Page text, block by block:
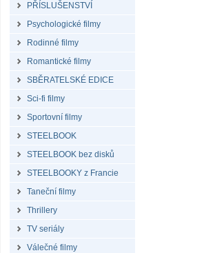
PŘÍSLUŠENSTVÍ
Psychologické filmy
Rodinné filmy
Romantické filmy
SBĚRATELSKÉ EDICE
Sci-fi filmy
Sportovní filmy
STEELBOOK
STEELBOOK bez disků
STEELBOOKY z Francie
Taneční filmy
Thrillery
TV seriály
Válečné filmy